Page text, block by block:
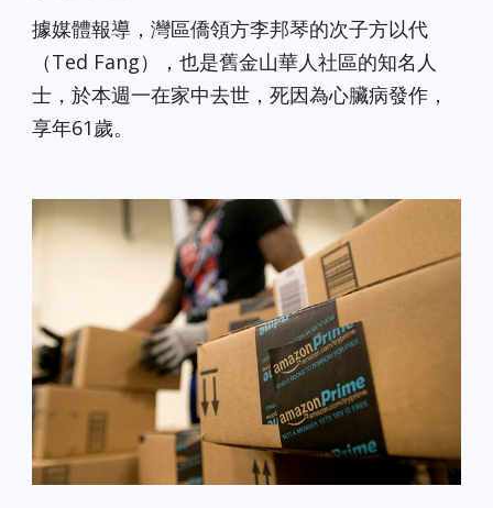
據媒體報導，灣區僑領方李邦琴的次子方以代
（Ted Fang），也是舊金山華人社區的知名人
士，於本週一在家中去世，死因為心臟病發作，
享年61歲。